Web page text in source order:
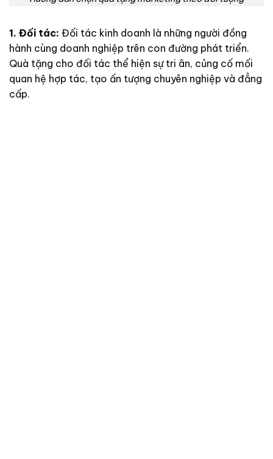
1. Đối tác: Đối tác kinh doanh là những người đồng
hành cùng doanh nghiệp trên con đường phát triển.
Quà tặng cho đối tác thể hiện sự tri ân, củng cố mối
quan hệ hợp tác, tạo ấn tượng chuyên nghiệp và đẳng
cấp.